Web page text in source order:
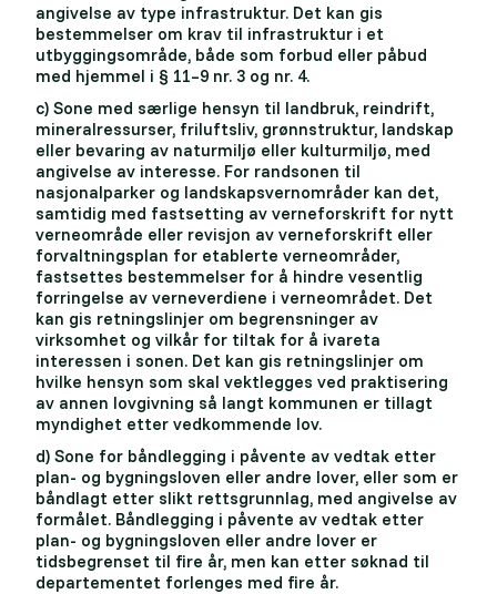
angivelse av type infrastruktur. Det kan gis
bestemmelser om krav til infrastruktur i et
utbyggingsområde, både som forbud eller påbud
med hjemmel i § 11–9 nr. 3 og nr. 4.
c) Sone med særlige hensyn til landbruk, reindrift,
mineralressurser, friluftsliv, grønnstruktur, landskap
eller bevaring av naturmiljø eller kulturmiljø, med
angivelse av interesse. For randsonen til
nasjonalparker og landskapsvernområder kan det,
samtidig med fastsetting av verneforskrift for nytt
verneområde eller revisjon av verneforskrift eller
forvaltningsplan for etablerte verneområder,
fastsettes bestemmelser for å hindre vesentlig
forringelse av verneverdiene i verneområdet. Det
kan gis retningslinjer om begrensninger av
virksomhet og vilkår for tiltak for å ivareta
interessen i sonen. Det kan gis retningslinjer om
hvilke hensyn som skal vektlegges ved praktisering
av annen lovgivning så langt kommunen er tillagt
myndighet etter vedkommende lov.
d) Sone for båndlegging i påvente av vedtak etter
plan- og bygningsloven eller andre lover, eller som er
båndlagt etter slikt rettsgrunnlag, med angivelse av
formålet. Båndlegging i påvente av vedtak etter
plan- og bygningsloven eller andre lover er
tidsbegrenset til fire år, men kan etter søknad til
departementet forlenges med fire år.